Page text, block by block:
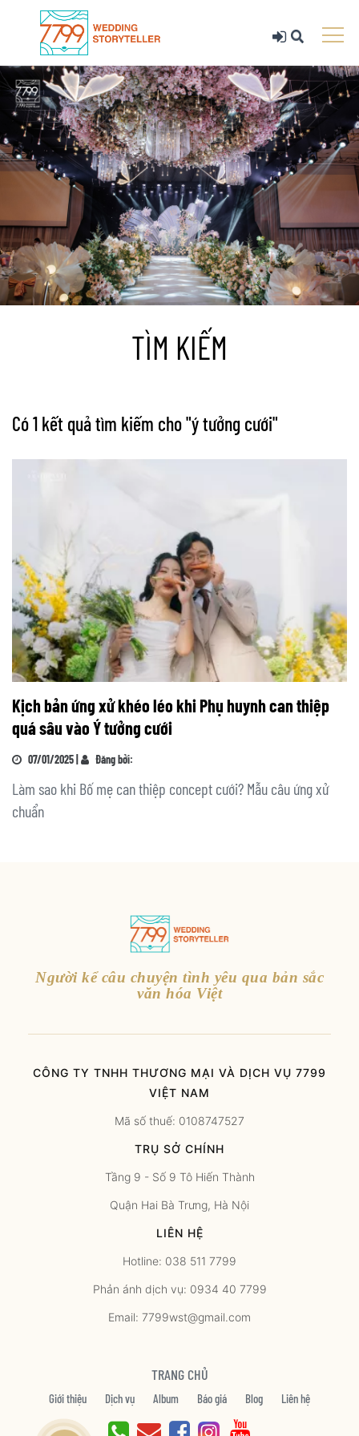
TÌM KIẾM
Có 1 kết quả tìm kiếm cho "ý tưởng cưới"
Kịch bản ứng xử khéo léo khi Phụ huynh can thiệp
quá sâu vào Ý tưởng cưới
07/01/2025 | Đăng bởi:
Làm sao khi Bố mẹ can thiệp concept cưới? Mẫu câu ứng xử
chuẩn
Người kể câu chuyện tình yêu qua bản sắc
văn hóa Việt
CÔNG TY TNHH THƯƠNG MẠI VÀ DỊCH VỤ 7799
VIỆT NAM
Mã số thuế: 0108747527
TRỤ SỞ CHÍNH
Tầng 9 - Số 9 Tô Hiến Thành
Quận Hai Bà Trưng, Hà Nội
LIÊN HỆ
Hotline: 038 511 7799
Phản ánh dịch vụ: 0934 40 7799
Email: 7799wst@gmail.com
TRANG CHỦ
Giới thiệu Dịch vụ Album Báo giá Blog Liên hệ